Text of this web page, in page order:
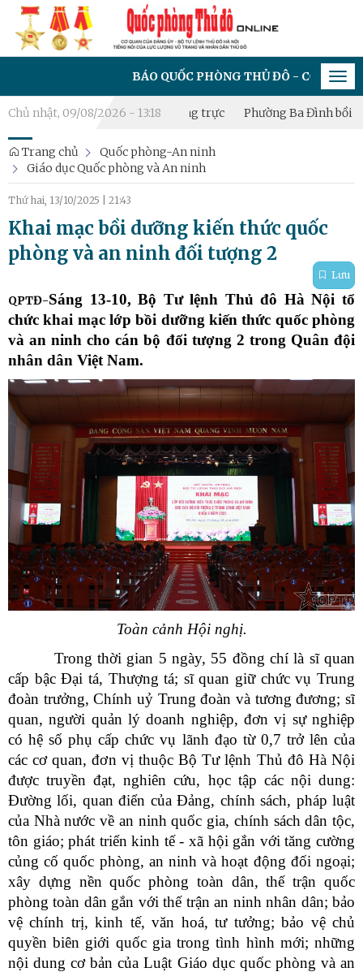
BÁO QUỐC PHÒNG THỦ ĐÔ - CƠ QUAN CỦA
Chủ nhật, 09/08/2026 - 13:18
đội Dân quân thường trực Phường Ba Đình bồi dưỡng
Trang chủ
Quốc phòng-An ninh
Giáo dục Quốc phòng và An ninh
Thứ hai, 13/10/2025 21:43
Khai mạc bồi dưỡng kiến thức quốc
phòng và an ninh đối tượng 2
Lưu
QPTĐ-Sáng 13-10, Bộ Tư lệnh Thủ đô Hà Nội tổ
chức khai mạc lớp bồi dưỡng kiến thức quốc phòng
và an ninh cho cán bộ đối tượng 2 trong Quân đội
nhân dân Việt Nam.
Toàn cảnh Hội nghị.
Trong thời gian 5 ngày, 55 đồng chí là sĩ quan
cấp bậc Đại tá, Thượng tá; sĩ quan giữ chức vụ Trung
đoàn trưởng, Chính uỷ Trung đoàn và tương đương; sĩ
quan, người quản lý doanh nghiệp, đơn vị sự nghiệp
có hệ số phụ cấp chức vụ lãnh đạo từ 0,7 trở lên của
các cơ quan, đơn vị thuộc Bộ Tư lệnh Thủ đô Hà Nội
được truyền đạt, nghiên cứu, học tập các nội dung:
Đường lối, quan điển của Đảng, chính sách, pháp luật
của Nhà nước về an ninh quốc gia, chính sách dân tộc,
tôn giáo; phát triển kinh tế - xã hội gắn với tăng cường
củng cố quốc phòng, an ninh và hoạt động đối ngoại;
xây dựng nền quốc phòng toàn dân, thế trận quốc
phòng toàn dân gắn với thế trận an ninh nhân dân; bảo
vệ chính trị, kinh tế, văn hoá, tư tưởng; bảo vệ chủ
quyền biên giới quốc gia trong tình hình mới; những
nội dung cơ bản của Luật Giáo dục quốc phòng và an